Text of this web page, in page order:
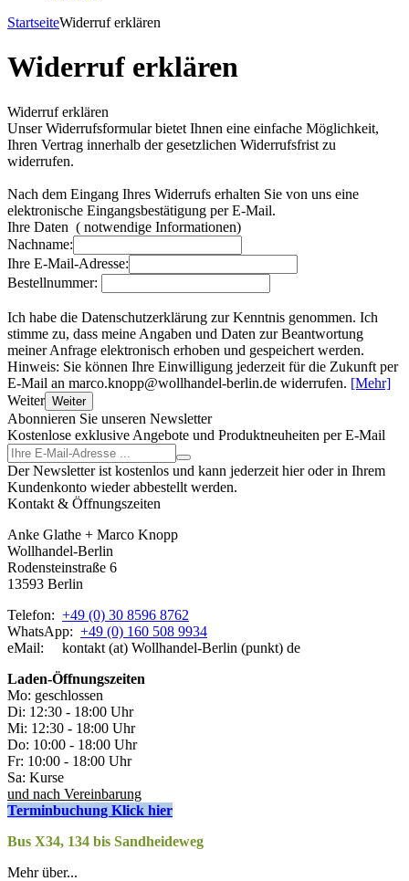
StartseiteWiderruf erklären
Widerruf erklären
Widerruf erklären
Unser Widerrufsformular bietet Ihnen eine einfache Möglichkeit,
Ihren Vertrag innerhalb der gesetzlichen Widerrufsfrist zu
widerrufen.
Nach dem Eingang Ihres Widerrufs erhalten Sie von uns eine
elektronische Eingangsbestätigung per E-Mail.
Ihre Daten ( notwendige Informationen)
Nachname:
Ihre E-Mail-Adresse:
Bestellnummer:
Ich habe die Datenschutzerklärung zur Kenntnis genommen. Ich
stimme zu, dass meine Angaben und Daten zur Beantwortung
meiner Anfrage elektronisch erhoben und gespeichert werden.
Hinweis: Sie können Ihre Einwilligung jederzeit für die Zukunft per
E-Mail an marco.knopp@wollhandel-berlin.de widerrufen. [Mehr]
Weiter Weiter
Abonnieren Sie unseren Newsletter
Kostenlose exklusive Angebote und Produktneuheiten per E-Mail
Der Newsletter ist kostenlos und kann jederzeit hier oder in Ihrem
Kundenkonto wieder abbestellt werden.
Kontakt & Öffnungszeiten
Anke Glathe + Marco Knopp
Wollhandel-Berlin
Rodensteinstraße 6
13593 Berlin
Telefon: +49 (0) 30 8596 8762
WhatsApp: +49 (0) 160 508 9934
eMail: kontakt (at) Wollhandel-Berlin (punkt) de
Laden-Öffnungszeiten
Mo: geschlossen
Di: 12:30 - 18:00 Uhr
Mi: 12:30 - 18:00 Uhr
Do: 10:00 - 18:00 Uhr
Fr: 10:00 - 18:00 Uhr
Sa: Kurse
und nach Vereinbarung
Terminbuchung Klick hier
Bus X34, 134 bis Sandheideweg
Mehr über...